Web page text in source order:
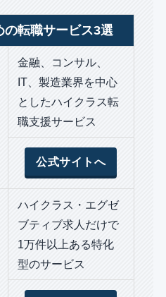
の転職サービス3選
金融、コンサル、
IT、製造業界を中心
としたハイクラス転
職支援サービス
公式サイトへ
ハイクラス・エグゼ
ブティブ求人だけで
1万件以上ある特化
型のサービス